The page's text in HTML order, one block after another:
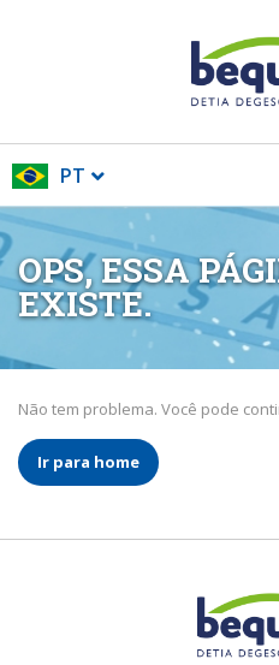
PT
OPS, ESSA
EXISTE.
Não tem problema. Você pode
Ir para home